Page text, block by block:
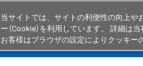
製品 業界・用途別商品
当サイトでは、サイトの利便性の向上や
ー（Cookie）を利用しています。 詳細は当
お客様はブラウザの設定によりクッキー